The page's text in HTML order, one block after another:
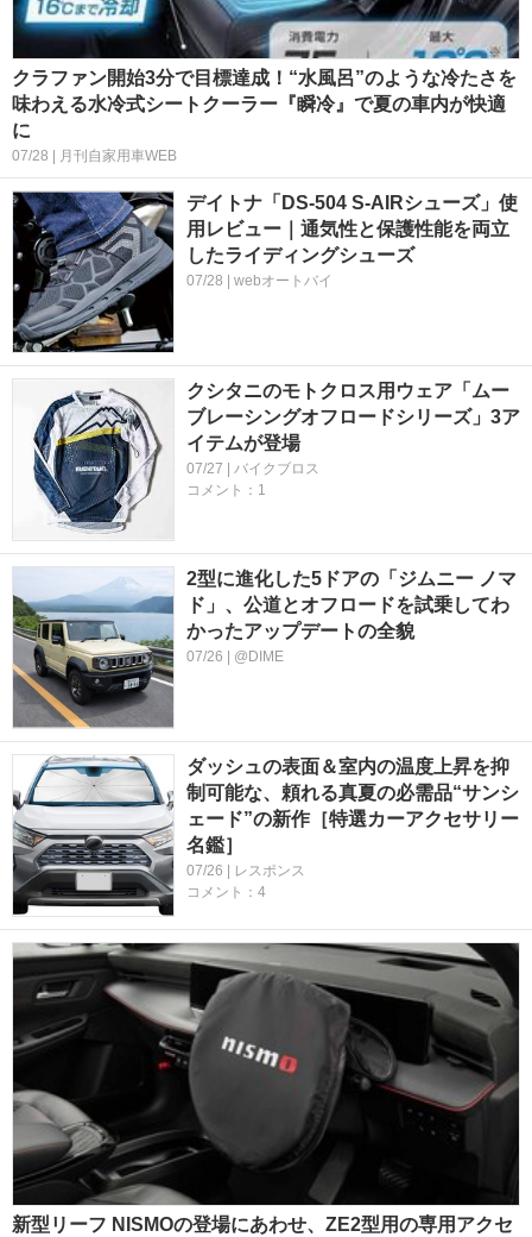
クラファン開始3分で目標達成！“水風呂”のような冷たさを
味わえる水冷式シートクーラー『瞬冷』で夏の車内が快適
に
07/28 | 月刊自家用車WEB
デイトナ「DS-504 S-AIRシューズ」使
用レビュー｜通気性と保護性能を両立
したライディングシューズ
07/28 | webオートバイ
クシタニのモトクロス用ウェア「ムー
ブレーシングオフロードシリーズ」3ア
イテムが登場
07/27 | バイクブロス
コメント：1
2型に進化した5ドアの「ジムニー ノマ
ド」、公道とオフロードを試乗してわ
かったアップデートの全貌
07/26 | @DIME
ダッシュの表面＆室内の温度上昇を抑
制可能な、頼れる真夏の必需品“サンシ
ェード”の新作［特選カーアクセサリー
名鑑］
07/26 | レスポンス
コメント：4
新型リーフ NISMOの登場にあわせ、ZE2型用の専用アクセ